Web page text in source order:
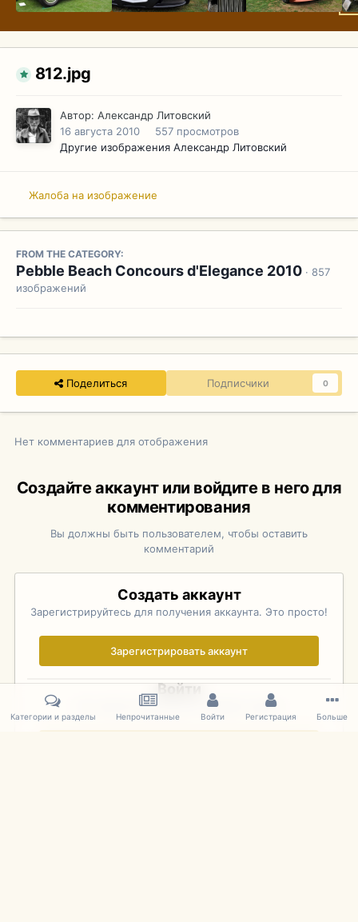
812.jpg
Автор: Александр Литовский
16 августа 2010
557 просмотров
Другие изображения Александр Литовский
Жалоба на изображение
FROM THE CATEGORY:
Pebble Beach Concours d'Elegance 2010 · 857
изображений
Поделиться Подписчики 0
Нет комментариев для отображения
Создайте аккаунт или войдите в него для
комментирования
Вы должны быть пользователем, чтобы оставить
комментарий
Создать аккаунт
Зарегистрируйтесь для получения аккаунта. Это просто!
Зарегистрировать аккаунт
Войти
Уже зарегистрированы? Войдите здесь.
Категории и разделы Непрочитанные Войти Регистрация Больше